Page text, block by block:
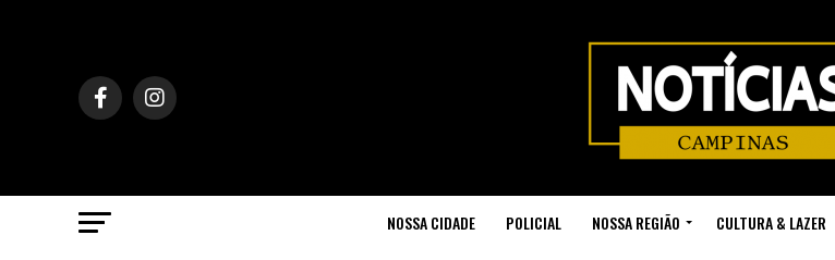
NOSSA CIDADE POLICIAL NOSSA REGIÃO CULTURA & LAZER